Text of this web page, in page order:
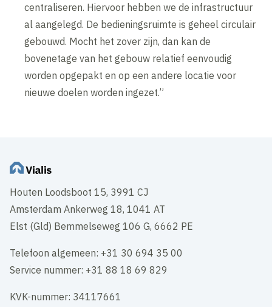
centraliseren. Hiervoor hebben we de infrastructuur
al aangelegd. De bedieningsruimte is geheel circulair
gebouwd. Mocht het zover zijn, dan kan de
bovenetage van het gebouw relatief eenvoudig
worden opgepakt en op een andere locatie voor
nieuwe doelen worden ingezet.”
Houten Loodsboot 15, 3991 CJ
Amsterdam Ankerweg 18, 1041 AT
Elst (Gld) Bemmelseweg 106 G, 6662 PE
Telefoon algemeen: +31 30 694 35 00
Service nummer: +31 88 18 69 829
KVK-nummer: 34117661